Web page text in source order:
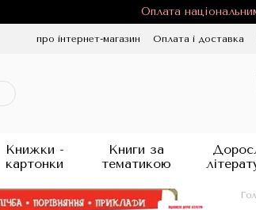
Оплата
про інтернет-магазин Оплата і доставка
Книжки -
картонки
Книги за
тематикою